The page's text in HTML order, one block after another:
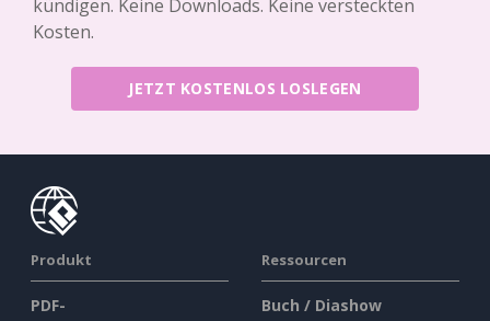
kündigen. Keine Downloads. Keine versteckten
Kosten.
JETZT KOSTENLOS LOSLEGEN
Produkt
PDF-
Ressourcen
Buch / Diashow